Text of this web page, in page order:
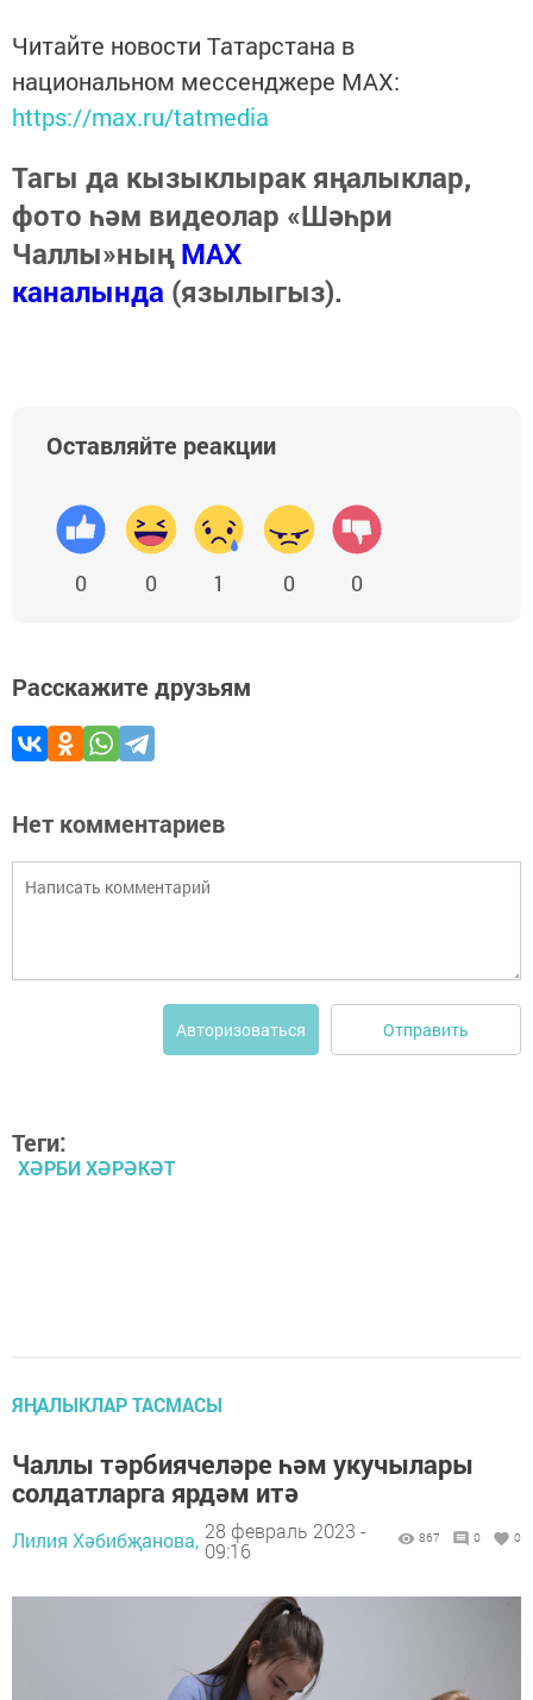
Читайте новости Татарстана в
национальном мессенджере MАХ:
https://max.ru/tatmedia
Тагы да кызыклырак яңалыклар,
фото һәм видеолар «Шәһри
Чаллы»ныңMAX
каналында (язылыгыз).
Оставляйте реакции
0 0 1 0 0
Расскажите друзьям
Нет комментариев
Авторизоваться Отправить
Теги:
ХӘРБИ ХӘРӘКӘТ
ЯҢАЛЫКЛАР ТАСМАСЫ
Чаллы тәрбиячеләре һәм укучылары
солдатларга ярдәм итә
Лилия Хәбибҗанова, 28 февраль 2023 -
09:16
867 0 0